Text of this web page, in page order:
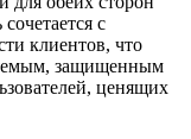
с
клиентов, что
защищенным
ценящих